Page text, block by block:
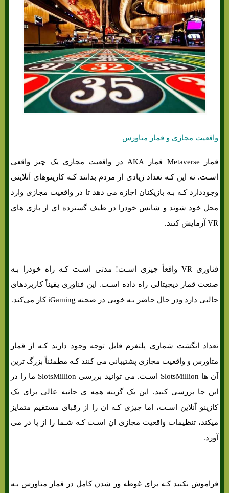
واقعیت مجازی و قمار متاورس
قمار Metaverse قمار AKA در واقعیت مجازی یک چیز واقعی
اسـت. نه این کـه تعداد زیادی از مردم بدانند کـه کازینوهای آنلاینی
وجوددارد کـه بـه بازیکنان اجازه می دهد تا در واقعیت مجازی وارد
محل خود شوند و شانس خودرا در طیف گسترده اي از بازی هاي‌
VR آزمایش کنند.
فناوری VR واقعاً چیزی اسـت! مدتی اسـت کـه راه خودرا بـه
صنعت قمار دیجیتالی راه داده اسـت. این فناوری یقیناً کاربردهای
جالبی دارد ودر حال حاضر بـه خوبی در صحنه iGaming کار می‌کند.
تعداد انگشت شماری پلتفرم قابل توجه وجود دارند کـه از قمار
متاورس و واقعیت مجازی پشتیبانی می کنند کـه مطمئناً بزرگ ترین
آن ها SlotsMillion اسـت. می توانید بررسی SlotsMillion ما را در
این جا بررسی کنید. این یک گزینه همه ی جانبه عالی برای یک
کازینو آنلاین اسـت، اما چیزی کـه ان را از رقبای مستقیم متمایز
میکند، تنظیمات واقعیت مجازی ان اسـت کـه شـما را از پا در می
آورد.
فراموش نکنید کـه برای غوطه ور شدن کامل در قمار متاورس بـه